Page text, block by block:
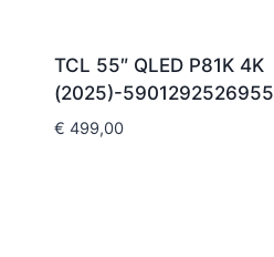
TCL 55″ QLED P81K 4K
(2025)-5901292526955
€ 499,00